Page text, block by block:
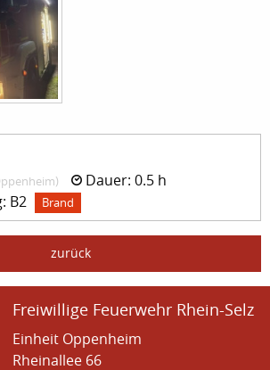
Dauer: 0.5 h
B2
Brand
zurück
Freiwillige Feuerwehr Rhein-Selz
Einheit Oppenheim
Rheinallee 66